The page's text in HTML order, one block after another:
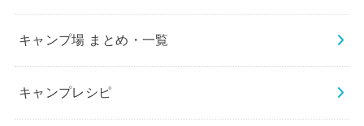
キャンプ場 まとめ・一覧
キャンプレシピ